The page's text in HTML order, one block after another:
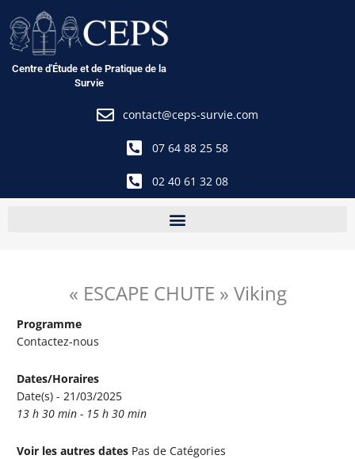
au
contenu
Centre d'Étude et de Pratique de la
Survie
contact@ceps-survie.com
07 64 88 25 58
02 40 61 32 08
« ESCAPE CHUTE » Viking
Programme
Contactez-nous
Dates/Horaires
Date(s) - 21/03/2025
13 h 30 min - 15 h 30 min
Voir les autres dates Pas de Catégories